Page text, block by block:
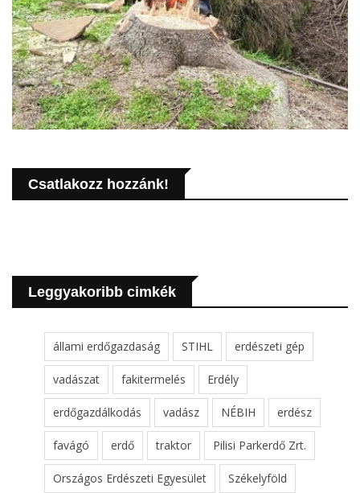
Csatlakozz hozzánk!
Leggyakoribb cimkék
állami erdőgazdaság STIHL erdészeti gép
vadászat fakitermelés Erdély
erdőgazdálkodás vadász NÉBIH erdész
favágó erdő traktor Pilisi Parkerdő Zrt.
Országos Erdészeti Egyesület Székelyföld